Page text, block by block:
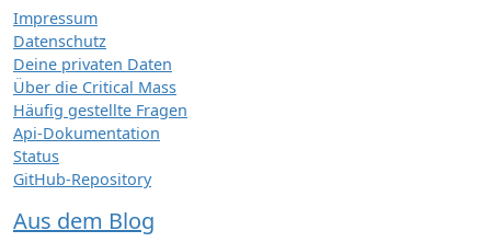
Impressum
Datenschutz
Deine privaten Daten
Über die Critical Mass
Häufig gestellte Fragen
Api-Dokumentation
Status
GitHub-Repository
Aus dem Blog